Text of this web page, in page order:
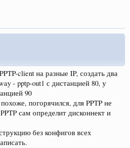
client на разные IP, создать два
- pptp-out1 с дистанцией 80, у
90
погорячился, для PPTP не
сам определит дисконнект и
без конфигов всех